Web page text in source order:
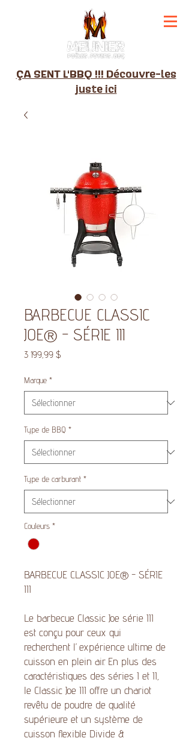
ÇA SENT L'BBQ !!! Découvre-les
juste ici
BARBECUE CLASSIC
JOE® - SÉRIE III
3 199,99 $
Marque *
Type de BBQ *
Type de carburant *
Couleurs *
BARBECUE CLASSIC JOE® - SÉRIE
III
Le barbecue Classic Joe série III
est conçu pour ceux qui
recherchent l’expérience ultime de
cuisson en plein air. En plus des
caractéristiques des séries I et II,
le Classic Joe III offre un chariot
revêtu de poudre de qualité
supérieure et un système de
cuisson flexible Divide &